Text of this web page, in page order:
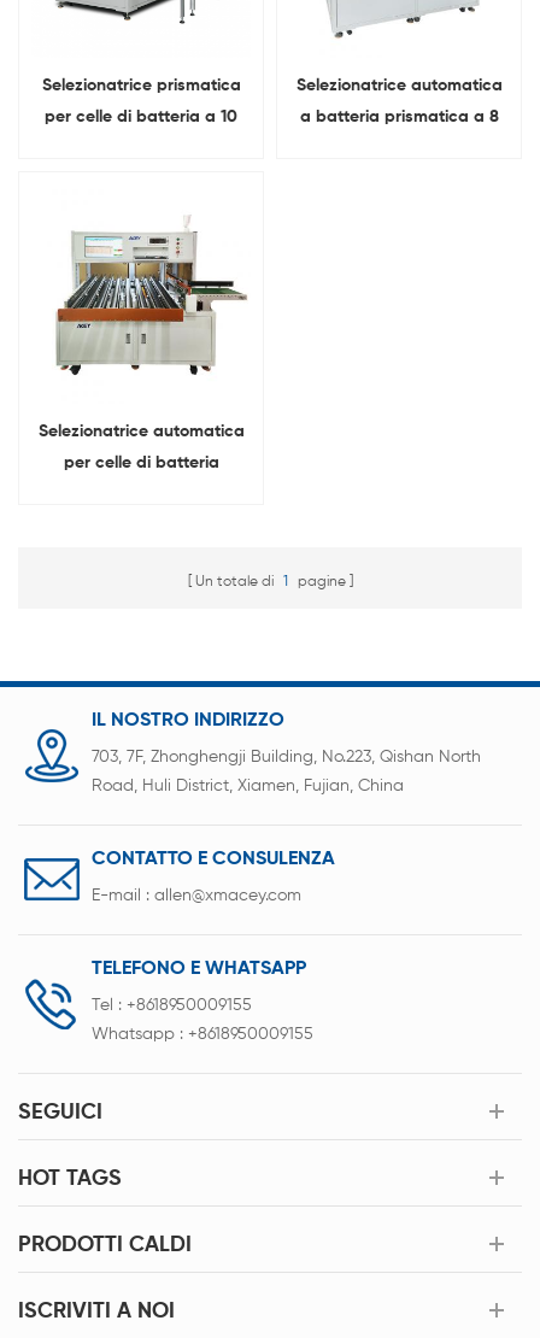
Selezionatrice prismatica
per celle di batteria a 10
Selezionatrice automatica
a batteria prismatica a 8
Selezionatrice automatica
per celle di batteria
Un totale di 1 pagine
IL NOSTRO INDIRIZZO
703, 7F, Zhonghengji Building, No.223, Qishan North
Road, Huli District, Xiamen, Fujian, China
CONTATTO E CONSULENZA
E-mail : allen@xmacey.com
TELEFONO E WHATSAPP
Tel : +8618950009155
Whatsapp : +8618950009155
SEGUICI
HOT TAGS
PRODOTTI CALDI
ISCRIVITI A NOI